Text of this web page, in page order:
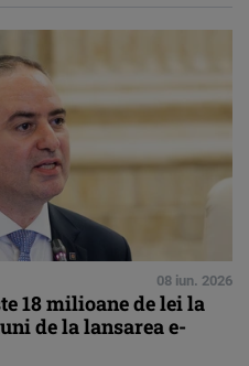
08 iun. 2026
18 milioane de lei la
de la lansarea e-